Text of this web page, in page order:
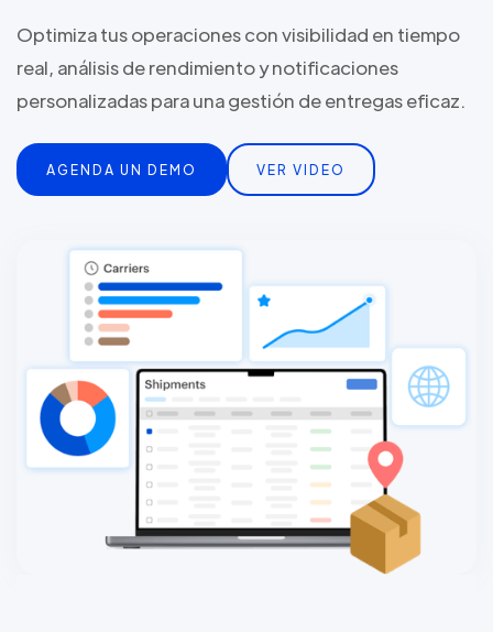
Optimiza tus operaciones con visibilidad en tiempo
real, análisis de rendimiento y notificaciones
personalizadas para una gestión de entregas eficaz.
AGENDA UN DEMO VER VIDEO